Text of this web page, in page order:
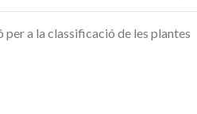
a la classificació de les plantes